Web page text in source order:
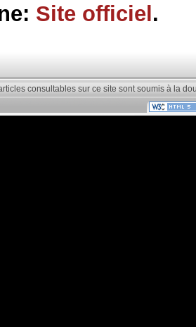
Site officiel.
consultables sur ce site sont soumis à la